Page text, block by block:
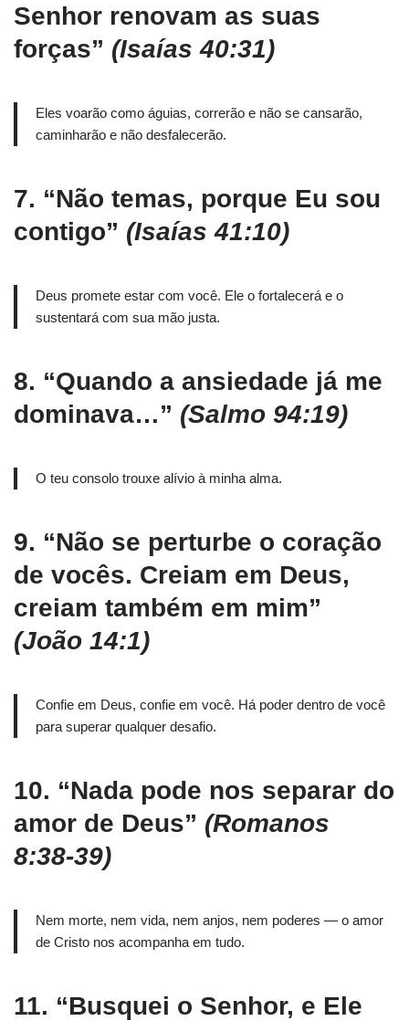
Senhor renovam as suas
forças” (Isaías 40:31)
Eles voarão como águias, correrão e não se cansarão,
caminharão e não desfalecerão.
7. “Não temas, porque Eu sou
contigo” (Isaías 41:10)
Deus promete estar com você. Ele o fortalecerá e o
sustentará com sua mão justa.
8. “Quando a ansiedade já me
dominava…” (Salmo 94:19)
O teu consolo trouxe alívio à minha alma.
9. “Não se perturbe o coração
de vocês. Creiam em Deus,
creiam também em mim”
(João 14:1)
Confie em Deus, confie em você. Há poder dentro de você
para superar qualquer desafio.
10. “Nada pode nos separar do
amor de Deus” (Romanos
8:38-39)
Nem morte, nem vida, nem anjos, nem poderes — o amor
de Cristo nos acompanha em tudo.
11. “Busquei o Senhor, e Ele